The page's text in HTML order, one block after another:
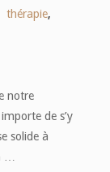
thérapie,
notre
de s’y
solide à
…